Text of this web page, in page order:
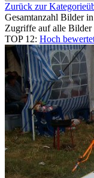
Zurück zur
Gesamtanzahl Bilder
Zugriffe auf alle Bilder
TOP 12: Hoch